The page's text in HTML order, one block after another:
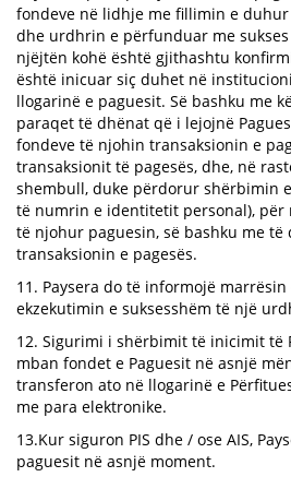
fondeve në lidhje me fillimin e
dhe urdhrin e përfunduar me
njëjtën kohë është gjithashtu
është inicuar siç duhet në
llogarinë e paguesit. Së bashku me
paraqet të dhënat që i lejojnë
fondeve të njohin transaksionin e
transaksionit të pagesës, dhe, në
shembull, duke përdorur shërbimin
të numrin e identitetit personal), për
të njohur paguesin, së bashku me
transaksionin e pagesës.
11. Paysera do të informojë
ekzekutimin e suksesshëm të një
12. Sigurimi i shërbimit të inicimit të
mban fondet e Paguesit në asnjë
transferon ato në llogarinë e
me para elektronike.
13.Kur siguron PIS dhe / ose AIS,
paguesit në asnjë moment.